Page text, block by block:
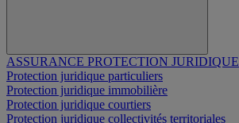
ASSURANCE PROTECTION JURIDIQUE
Protection juridique particuliers
Protection juridique immobilière
Protection juridique courtiers
Protection juridique collectivités territoriales